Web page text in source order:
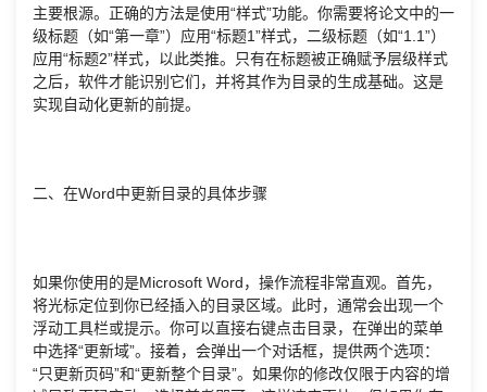
主要根源。正确的方法是使用“样式”功能。你需要将论文中的一
级标题（如“第一章”）应用“标题1”样式，二级标题（如“1.1”）
应用“标题2”样式，以此类推。只有在标题被正确赋予层级样式
之后，软件才能识别它们，并将其作为目录的生成基础。这是
实现自动化更新的前提。
二、在Word中更新目录的具体步骤
如果你使用的是Microsoft Word，操作流程非常直观。首先，
将光标定位到你已经插入的目录区域。此时，通常会出现一个
浮动工具栏或提示。你可以直接右键点击目录，在弹出的菜单
中选择“更新域”。接着，会弹出一个对话框，提供两个选项：
“只更新页码”和“更新整个目录”。如果你的修改仅限于内容的增